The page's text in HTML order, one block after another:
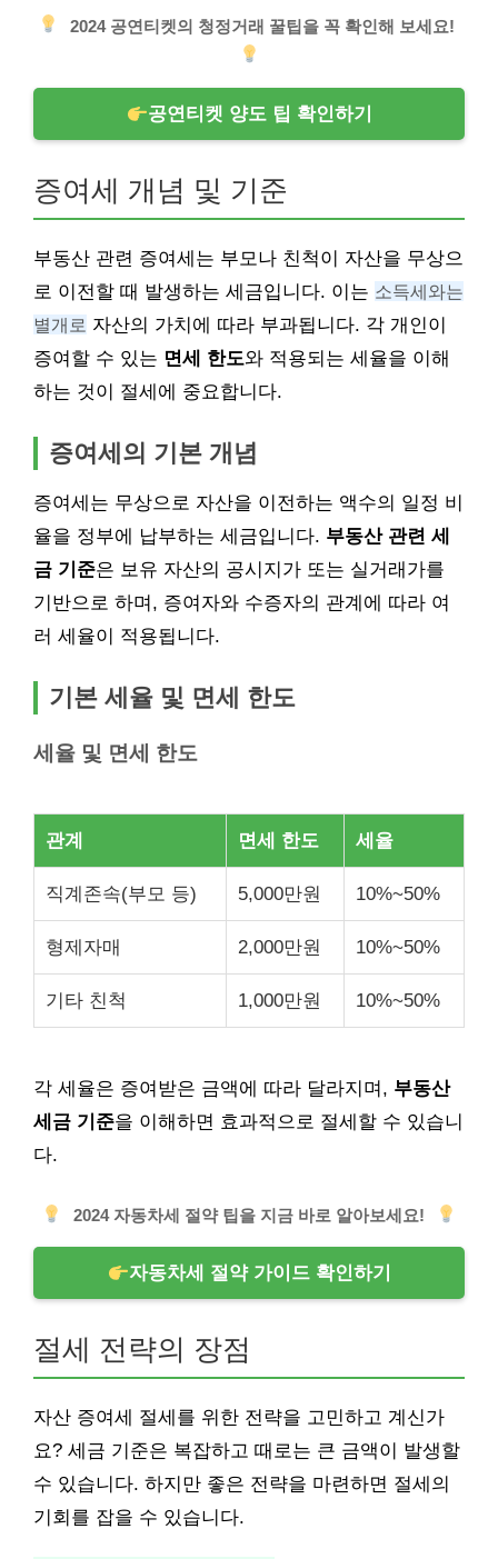
2024 공연티켓의 청정거래 꿀팁을 꼭 확인해 보세요!
공연티켓 양도 팁 확인하기
증여세 개념 및 기준
부동산 관련 증여세는 부모나 친척이 자산을 무상으
로 이전할 때 발생하는 세금입니다. 이는 소득세와는
별개로 자산의 가치에 따라 부과됩니다. 각 개인이
증여할 수 있는 면세 한도와 적용되는 세율을 이해
하는 것이 절세에 중요합니다.
증여세의 기본 개념
증여세는 무상으로 자산을 이전하는 액수의 일정 비
율을 정부에 납부하는 세금입니다. 부동산 관련 세
금 기준은 보유 자산의 공시지가 또는 실거래가를
기반으로 하며, 증여자와 수증자의 관계에 따라 여
러 세율이 적용됩니다.
기본 세율 및 면세 한도
세율 및 면세 한도
관계 면세 한도 세율
직계존속(부모 등) 5,000만원 10%~50%
형제자매 2,000만원 10%~50%
기타 친척 1,000만원 10%~50%
각 세율은 증여받은 금액에 따라 달라지며, 부동산
세금 기준을 이해하면 효과적으로 절세할 수 있습니
다.
2024 자동차세 절약 팁을 지금 바로 알아보세요!
자동차세 절약 가이드 확인하기
절세 전략의 장점
자산 증여세 절세를 위한 전략을 고민하고 계신가
요? 세금 기준은 복잡하고 때로는 큰 금액이 발생할
수 있습니다. 하지만 좋은 전략을 마련하면 절세의
기회를 잡을 수 있습니다.